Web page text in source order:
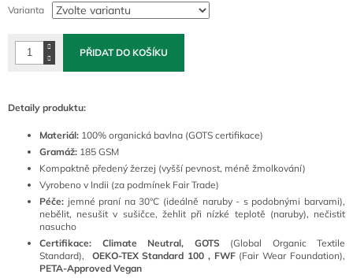
cena:
Varianta
PŘIDAT DO KOŠÍKU
Detaily produktu:
Materiál: 100% organická bavlna (GOTS certifikace)
Gramáž: 185 GSM
Kompaktně předený žerzej (vyšší pevnost, méně žmolkování)
Vyrobeno v Indii (za podmínek Fair Trade)
Péče: jemné praní na 30°C (ideálně naruby - s podobnými barvami),
nebělit, nesušit v sušičce, žehlit při nízké teplotě (naruby), nečistit
nasucho
Certifikace: Climate Neutral, GOTS(Global Organic Textile
Standard),
OEKO-TEX Standard 100 , FWF (Fair Wear Foundation),
PETA-Approved Vegan